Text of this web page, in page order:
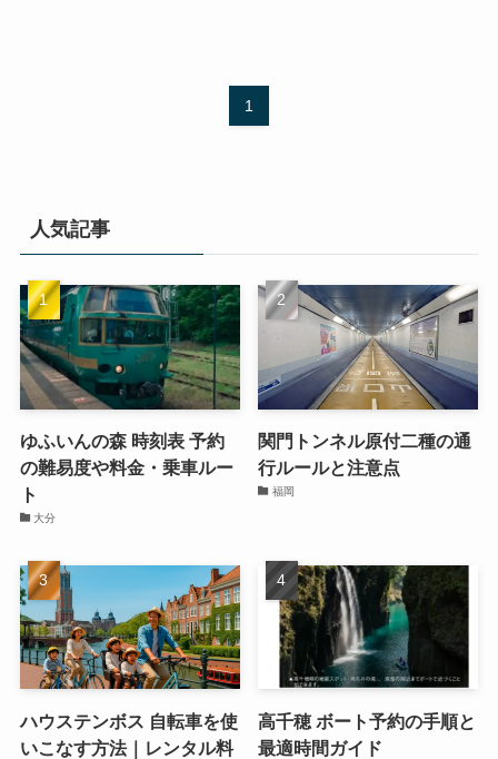
1
人気記事
ゆふいんの森 時刻表 予約
の難易度や料金・乗車ルー
ト
大分
関門トンネル原付二種の通
行ルールと注意点
福岡
ハウステンボス 自転車を使
いこなす方法｜レンタル料
高千穂 ボート予約の手順と
最適時間ガイド